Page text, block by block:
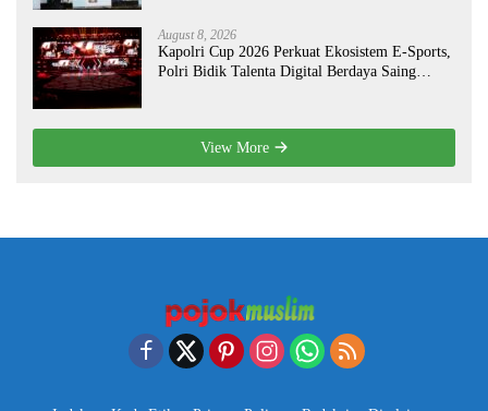
August 8, 2026
Kapolri Cup 2026 Perkuat Ekosistem E-Sports,
Polri Bidik Talenta Digital Berdaya Saing
View More